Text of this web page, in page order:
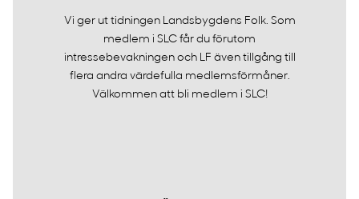
Vi ger ut tidningen Landsbygdens Folk. Som
medlem i SLC får du förutom
intressebevakningen och LF även tillgång till
flera andra värdefulla medlemsförmåner.
Välkommen att bli medlem i SLC!